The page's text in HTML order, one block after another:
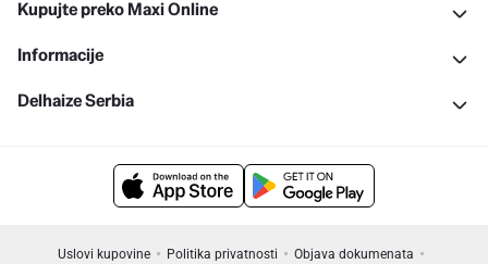
Kupujte preko Maxi Online
Informacije
Delhaize Serbia
Uslovi kupovine Politika privatnosti
Objava dokumenata